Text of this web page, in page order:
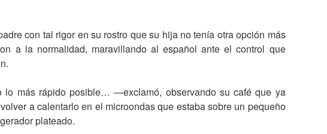
con tal rigor en su rostro que su hija no tenía otra opción más
a la normalidad, maravillando al español ante el control que
más rápido posible… —exclamó, observando su café que ya
a calentarlo en el microondas que estaba sobre un pequeño
plateado.